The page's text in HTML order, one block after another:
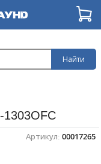
Найти
Артикул: 00017265